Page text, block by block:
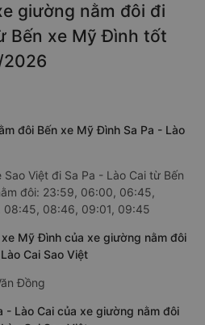
giường nằm đôi đi
Bến xe Mỹ Đình tốt
2026
đôi Bến xe Mỹ Đình Sa Pa - Lào
Việt đi Sa Pa - Lào Cai từ Bến
đôi: 23:59, 06:00, 06:45,
08:45, 08:46, 09:01, 09:45
Mỹ Đình của xe giường nằm đôi
Cai Sao Việt
Đồng
- Lào Cai của xe giường nằm đôi